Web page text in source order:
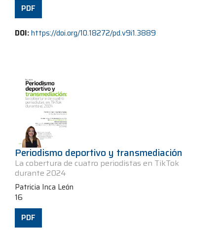
PDF
DOI:https://doi.org/10.18272/pd.v9i1.3889
Periodismo deportivo y transmediación
La cobertura de cuatro periodistas en TikTok
durante 2024
Patricia Inca León
16
PDF